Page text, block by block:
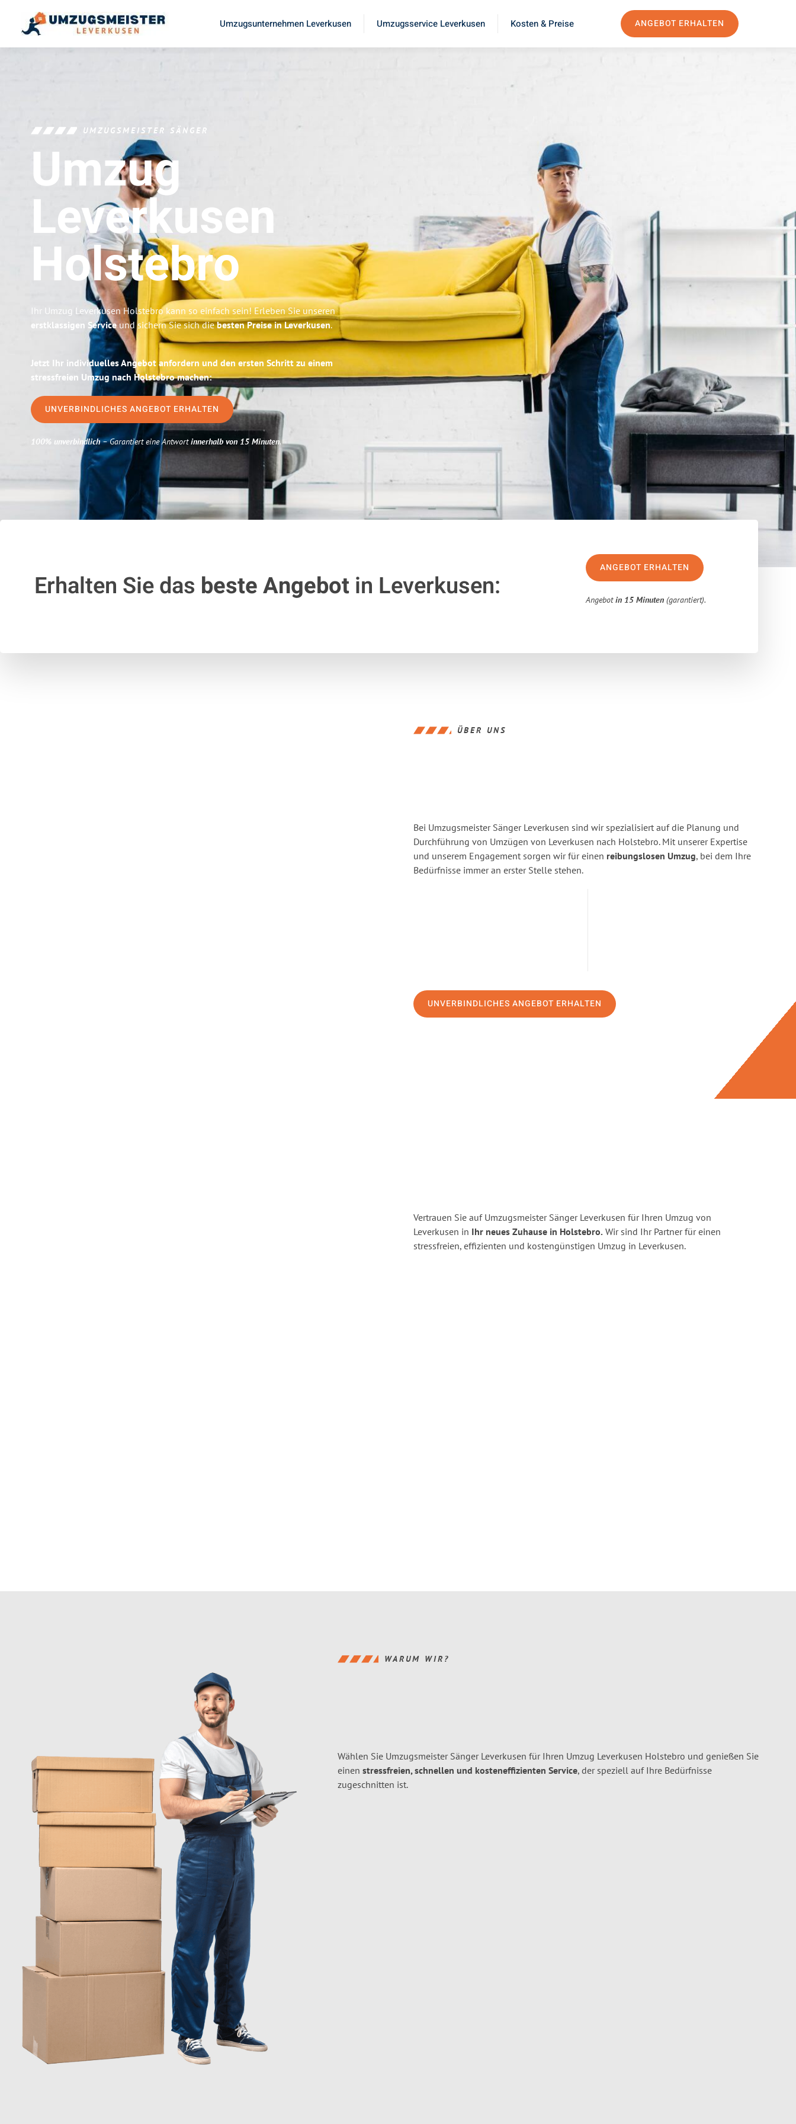
Umzugsunternehmen Leverkusen Umzugsservice Leverkusen Kosten & Preise ANGEBOT ERHALTEN
UMZUGSMEISTER SÄNGER
Umzug
Leverkusen
Holstebro
Ihr Umzug Leverkusen Holstebro kann so einfach sein! Erleben Sie unseren
erstklassigen Serviceund sichern Sie sich diebesten Preise in Leverkusen.
Jetzt Ihr individuelles Angebot anfordern und den ersten Schritt zu einem
stressfreien Umzug nach Holstebro machen:
UNVERBINDLICHES ANGEBOT ERHALTEN
100% unverbindlich– Garantiert eine Antwortinnerhalb von 15 Minuten.
Erhalten Sie das beste Angebotin Leverkusen:
ANGEBOT ERHALTEN
Angebotin 15 Minuten (garantiert).
ÜBER UNS
Bei Umzugsmeister Sänger Leverkusen sind wir spezialisiert auf die Planung und
Durchführung von Umzügen von Leverkusen nach Holstebro. Mit unserer Expertise
und unserem Engagement sorgen wir für einen reibungslosen Umzug, bei dem Ihre
Bedürfnisse immer an erster Stelle stehen.
UNVERBINDLICHES ANGEBOT ERHALTEN
Vertrauen Sie auf Umzugsmeister Sänger Leverkusen für Ihren Umzug von
Leverkusen in Ihr neues Zuhause in Holstebro. Wir sind Ihr Partner für einen
stressfreien, effizienten und kostengünstigen Umzug in Leverkusen.
WARUM WIR?
Wählen Sie Umzugsmeister Sänger Leverkusen für Ihren Umzug Leverkusen Holstebro und genießen Sie
einen stressfreien, schnellen und kosteneffizienten Service, der speziell auf Ihre Bedürfnisse
zugeschnitten ist.